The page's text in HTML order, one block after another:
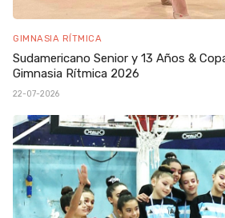
GIMNASIA RÍTMICA
Sudamericano Senior y 13 Años &
Gimnasia Rítmica 2026
22-07-2026